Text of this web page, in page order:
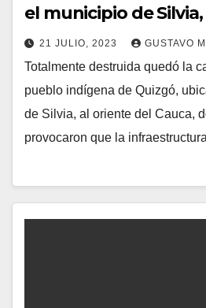
el municipio de
21 JULIO, 2023 GUSTAVO
Totalmente destruida quedó la
pueblo indígena de Quizgó,
de Silvia, al oriente del Cauca,
provocaron que la